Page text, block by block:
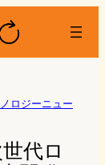
ロジーニュー
代ロ